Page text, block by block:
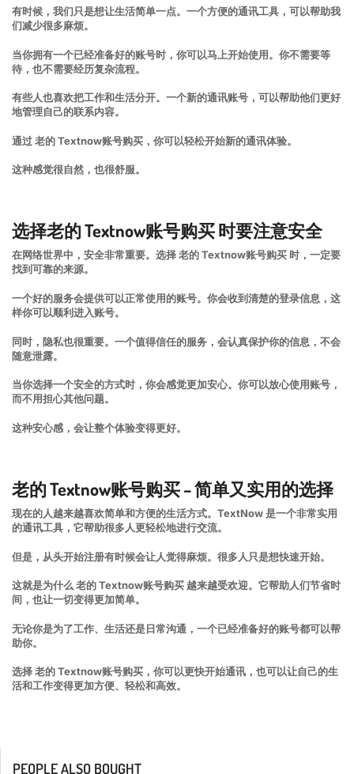
有时候，我们只是想让生活简单一点。一个方便的通讯工具，可以帮助我
们减少很多麻烦。
当你拥有一个已经准备好的账号时，你可以马上开始使用。你不需要等
待，也不需要经历复杂流程。
有些人也喜欢把工作和生活分开。一个新的通讯账号，可以帮助他们更好
地管理自己的联系内容。
通过 老的 Textnow账号购买，你可以轻松开始新的通讯体验。
这种感觉很自然，也很舒服。
选择老的 Textnow账号购买 时要注意安全
在网络世界中，安全非常重要。选择 老的 Textnow账号购买 时，一定要
找到可靠的来源。
一个好的服务会提供可以正常使用的账号。你会收到清楚的登录信息，这
样你可以顺利进入账号。
同时，隐私也很重要。一个值得信任的服务，会认真保护你的信息，不会
随意泄露。
当你选择一个安全的方式时，你会感觉更加安心。你可以放心使用账号，
而不用担心其他问题。
这种安心感，会让整个体验变得更好。
老的 Textnow账号购买 – 简单又实用的选择
现在的人越来越喜欢简单和方便的生活方式。TextNow 是一个非常实用
的通讯工具，它帮助很多人更轻松地进行交流。
但是，从头开始注册有时候会让人觉得麻烦。很多人只是想快速开始。
这就是为什么 老的 Textnow账号购买 越来越受欢迎。它帮助人们节省时
间，也让一切变得更加简单。
无论你是为了工作、生活还是日常沟通，一个已经准备好的账号都可以帮
助你。
选择 老的 Textnow账号购买，你可以更快开始通讯，也可以让自己的生
活和工作变得更加方便、轻松和高效。
PEOPLE ALSO BOUGHT